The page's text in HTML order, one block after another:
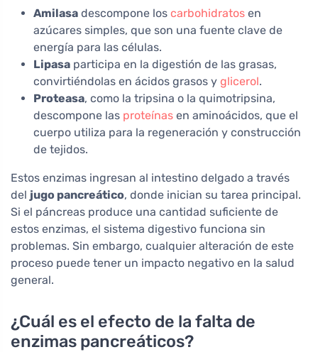
Amilasa descompone los carbohidratos en
azúcares simples, que son una fuente clave de
energía para las células.
Lipasa participa en la digestión de las grasas,
convirtiéndolas en ácidos grasos y glicerol.
Proteasa, como la tripsina o la quimotripsina,
descompone las proteínas en aminoácidos, que el
cuerpo utiliza para la regeneración y construcción
de tejidos.
Estos enzimas ingresan al intestino delgado a través
del jugo pancreático, donde inician su tarea principal.
Si el páncreas produce una cantidad suficiente de
estos enzimas, el sistema digestivo funciona sin
problemas. Sin embargo, cualquier alteración de este
proceso puede tener un impacto negativo en la salud
general.
¿Cuál es el efecto de la falta de
enzimas pancreáticos?